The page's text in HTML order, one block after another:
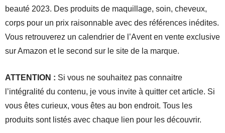
beauté 2023. Des produits de maquillage, soin, cheveux,
corps pour un prix raisonnable avec des références inédites.
Vous retrouverez un calendrier de l’Avent en vente exclusive
sur Amazon et le second sur le site de la marque.
ATTENTION : Si vous ne souhaitez pas connaitre
l’intégralité du contenu, je vous invite à quitter cet article. Si
vous êtes curieux, vous êtes au bon endroit. Tous les
produits sont listés avec chaque lien pour les découvrir.